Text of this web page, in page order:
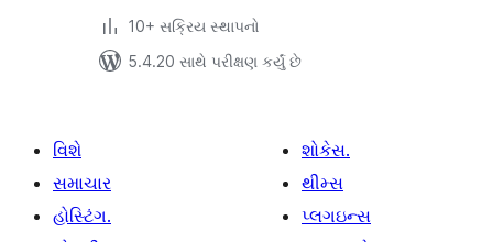
10+ સક્રિય સ્થાપનો
5.4.20 સાથે પરીક્ષણ કર્યું છે
વિશે
સમાચાર
હોસ્ટિંગ.
શોકેસ.
થીમ્સ
પ્લગઇન્સ